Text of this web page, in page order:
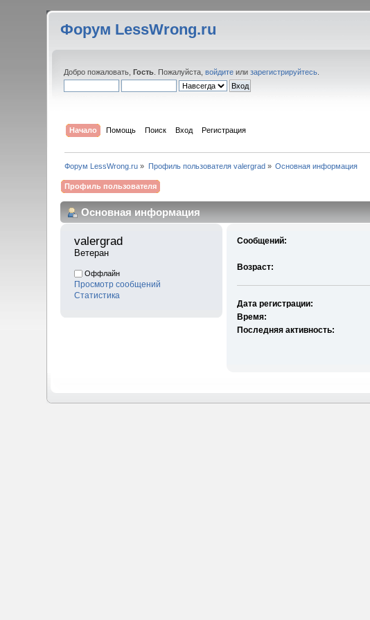
Форум LessWrong.ru
Добро пожаловать,Гость . Пожалуйста,войдите илизарегистрируйтесь
Начало Помощь Поиск Вход Регистрация
Форум LessWrong.ru » Профиль пользователя valergrad» Основная информация
Профиль пользователя
Основная информация
valergrad
Ветеран
Оффлайн
Просмотр сообщений
Статистика
Сообщений:
Возраст:
Дата регистрации:
Время:
Последняя активность: